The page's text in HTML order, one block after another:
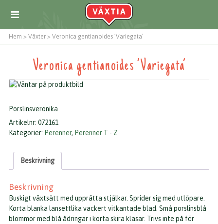
Hem > Växter > Veronica gentianoides ’Variegata’
Veronica gentianoides ’Variegata’
Porslinsveronika
Artikelnr: 072161
Kategorier: Perenner, Perenner T - Z
Beskrivning
Beskrivning
Buskigt växtsätt med upprätta stjälkar. Sprider sig med utlöpare.
Korta blanka lansettlika vackert vitkantade blad. Små porslinsblå
blommor med blå ådringar i korta skira klasar. Trivs inte på för